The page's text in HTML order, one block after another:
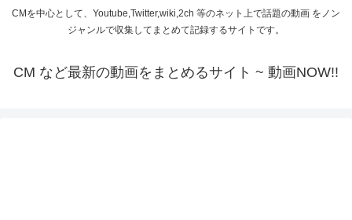
CMを中心として、Youtube,Twitter,wiki,2ch 等のネット上で話題の動画 をノン
ジャンルで収集してまとめて記録するサイトです。
CM など最新の動画をまとめるサイト ~ 動画NOW!!